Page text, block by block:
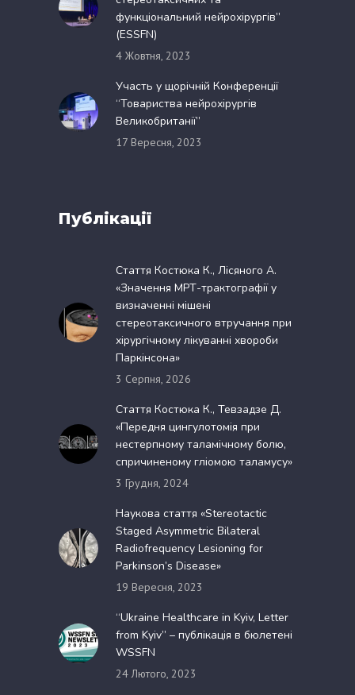
функціональний нейрохірургів”
(ESSFN)
4 Жовтня, 2023
Участь у щорічній Конференції
“Товариства нейрохірургів
Великобританії”
17 Вересня, 2023
Публікації
Стаття Костюка К., Лісяного А.
«Значення МРТ-трактографії у
визначенні мішені
стереотаксичного втручання при
хірургічному лікуванні хвороби
Паркінсона»
3 Серпня, 2026
Стаття Костюка К., Тевзадзе Д.
«Передня цингулотомія при
нестерпному таламічному болю,
спричиненому гліомою таламусу»
3 Грудня, 2024
Наукова стаття «Stereotactic
Staged Asymmetric Bilateral
Radiofrequency Lesioning for
Parkinson’s Disease»
19 Вересня, 2023
“Ukraine Healthcare in Kyiv, Letter
from Kyiv” – публікація в бюлетені
WSSFN
24 Лютого, 2023